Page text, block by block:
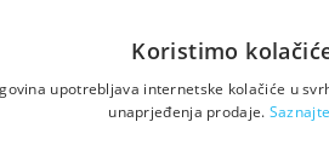
Koristimo
upotrebljava internetske kolačiće u
unaprjeđenja prodaje.